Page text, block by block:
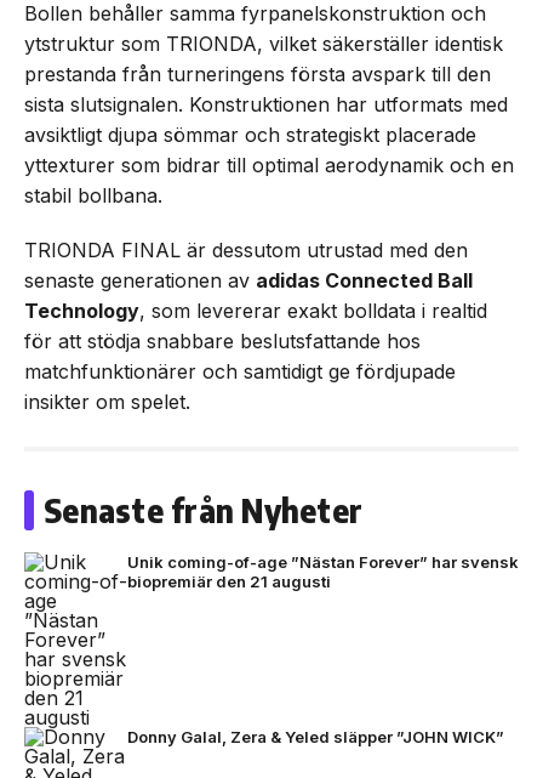
Bollen behåller samma fyrpanelskonstruktion och
ytstruktur som TRIONDA, vilket säkerställer identisk
prestanda från turneringens första avspark till den
sista slutsignalen. Konstruktionen har utformats med
avsiktligt djupa sömmar och strategiskt placerade
yttexturer som bidrar till optimal aerodynamik och en
stabil bollbana.
TRIONDA FINAL är dessutom utrustad med den
senaste generationen av adidas Connected Ball
Technology, som levererar exakt bolldata i realtid
för att stödja snabbare beslutsfattande hos
matchfunktionärer och samtidigt ge fördjupade
insikter om spelet.
Senaste från Nyheter
Unik coming-of-age ”Nästan Forever” har svensk
biopremiär den 21 augusti
Donny Galal, Zera & Yeled släpper ”JOHN WICK”